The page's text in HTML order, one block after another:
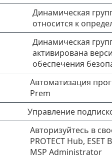
Динамическая
относится к
Динамическая
активирована
обеспечения
Автоматизация
Prem
Управление
Авторизуйтесь в
PROTECT Hub,
MSP Administrator